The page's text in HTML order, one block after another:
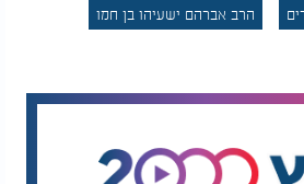
האם מותר לסדר ארון בגדים
הרב אברהם ישעיהו בן חמו